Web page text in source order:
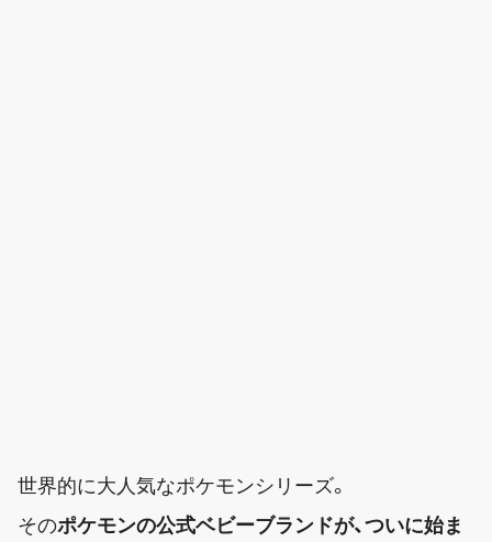
世界的に大人気なポケモンシリーズ。
そのポケモンの公式ベビーブランドが、ついに始ま